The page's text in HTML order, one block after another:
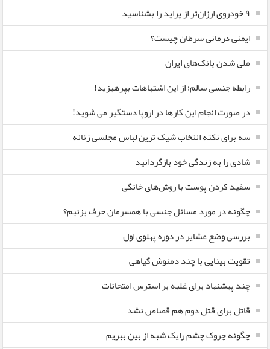
٩ خودروی ارزان‌تر از پراید را بشناسید
ایمنی درمانی سرطان چیست؟
ملی شدن بانک‌های ایران
رابطه جنسی سالم؛ از این اشتباهات بپرهیزید!
در صورت انجام این کارها در اروپا دستگیر می شوید!
سه برای نکته انتخاب شیک ترین لباس مجلسی زنانه
شادی را به زندگی خود بازگردانید
سفید کردن پوست با روش‌های خانگی
چگونه در مورد مسائل جنسی با همسرمان حرف بزنیم؟
بررسی وضع عشایر در دوره پهلوی اول
تقویت بینایی با چند دمنوش گیاهی
چند پیشنهاد برای غلبه بر استرس امتحانات
قاتل برای قتل دوم هم قصاص نشد
چگونه چروک چشم رایک شبه از بین ببریم